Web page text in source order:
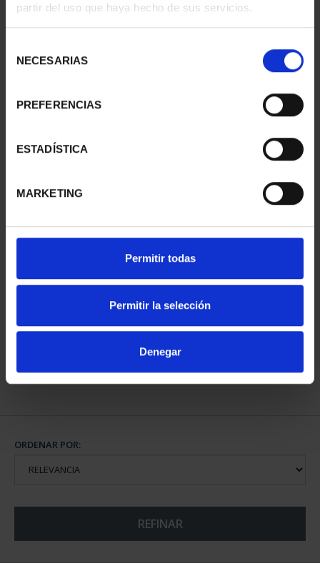
partir del uso que haya hecho de sus servicios.
NECESARIAS
PREFERENCIAS
ESTADÍSTICA
MARKETING
Permitir todas
Permitir la selección
Denegar
SUSCRIPCIÓN
CAPITALES DE
949,00 €
registrados
SUSCRIPCIÓN
CAPITALES DE
949,00 €
registrados
CAPITALES DE
COMPLET...
3.796,00 €
ORDENAR POR:
REFINAR